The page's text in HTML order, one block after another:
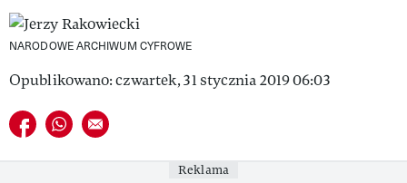
Nasze akcje
VIVA!LIFESTYLE
NARODOWE ARCHIWUM CYFROWE
Opublikowano: czwartek, 31 stycznia 2019 06:03
Udostępnij na facebook
Udostępnij na whatsapp
E-mail do przyjaciela
Reklama